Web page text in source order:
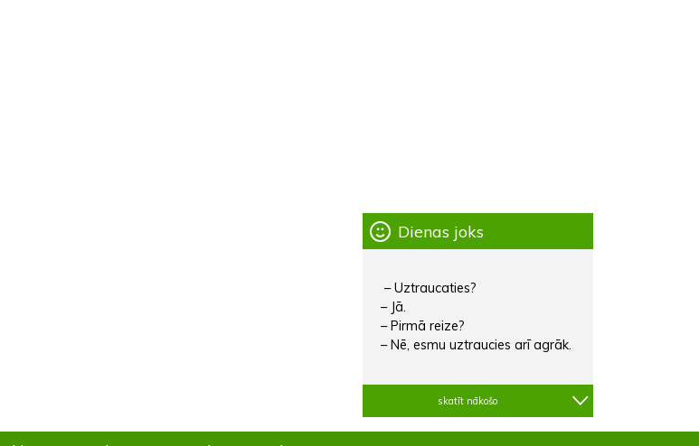
Dienas joks
– Uztraucaties?
– Jā.
– Pirmā reize?
– Nē, esmu uztraucies arī agrāk.
skatīt nākošo